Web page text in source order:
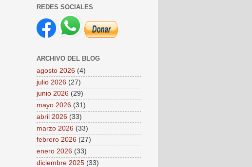
REDES SOCIALES
ARCHIVO DEL BLOG
agosto 2026 (4)
julio 2026 (27)
junio 2026 (29)
mayo 2026 (31)
abril 2026 (33)
marzo 2026 (33)
febrero 2026 (27)
enero 2026 (33)
diciembre 2025 (33)